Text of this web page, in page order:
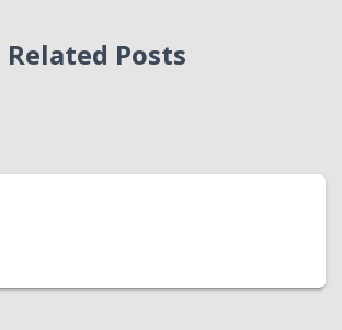
Related Posts